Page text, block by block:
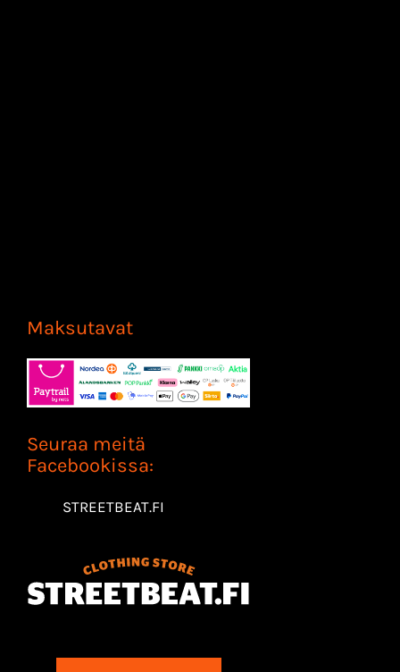
Maksutavat
Seuraa meitä
Facebookissa:
STREETBEAT.FI